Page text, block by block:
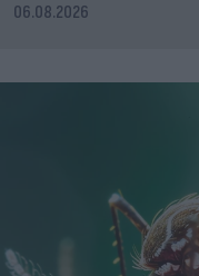
06.08.2026